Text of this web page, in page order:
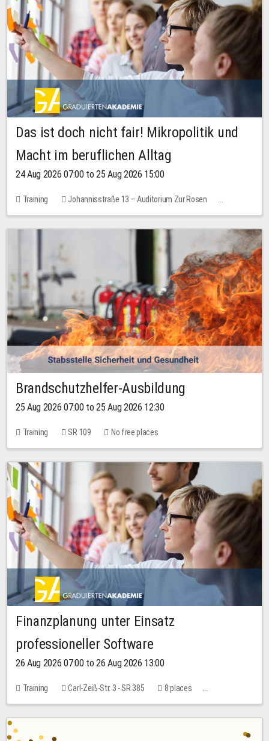
Das ist doch nicht fair! Mikropolitik und
Macht im beruflichen Alltag
24 Aug 2026 07:00 to 25 Aug 2026 15:00
Training
Johannisstraße 13 – Auditorium Zur Rosen
1 place
30.00 EUR
Brandschutzhelfer-Ausbildung
25 Aug 2026 07:00 to 25 Aug 2026 12:30
Training SR 109 No free places
Finanzplanung unter Einsatz
professioneller Software
26 Aug 2026 07:00 to 26 Aug 2026 13:00
Training Carl-Zeiß-Str. 3 - SR 385
8 places
20.00 EUR